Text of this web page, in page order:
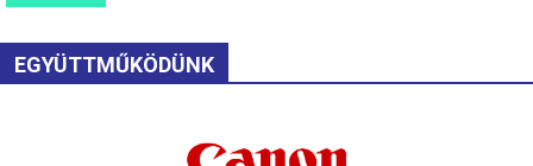
EGYÜTTMŰKÖDÜNK